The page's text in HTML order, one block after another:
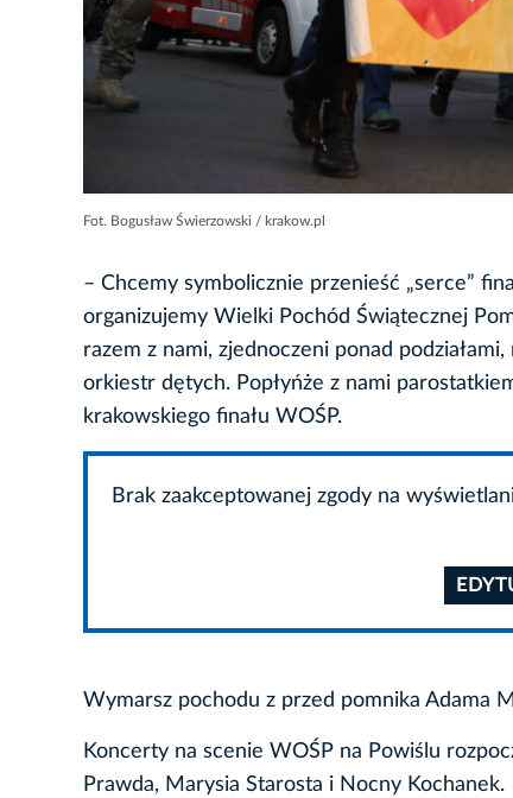
Fot. Bogusław Świerzowski / krakow.pl
– Chcemy symbolicznie przenieść „serce”
organizujemy Wielki Pochód Świątecznej
razem z nami, zjednoczeni ponad
orkiestr dętych. Popłyńże z nami
krakowskiego finału WOŚP.
Brak zaakceptowanej zgody na
Wymarsz pochodu z przed pomnika Adama
Koncerty na scenie WOŚP na Powiślu
Prawda, Marysia Starosta i Nocny Kochanek.